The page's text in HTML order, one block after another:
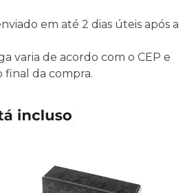
em até 2 dias úteis após a
varia de acordo com o CEP e
final da compra.